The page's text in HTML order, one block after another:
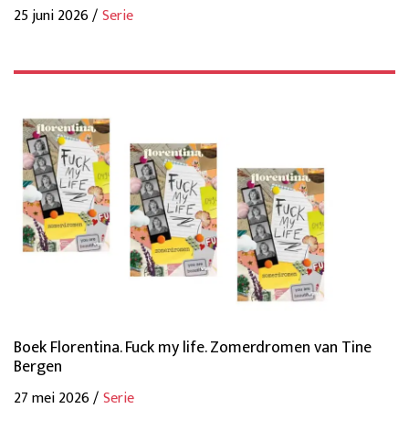
25 juni 2026 /Serie
Boek Florentina. Fuck my life. Zomerdromen van Tine
Bergen
27 mei 2026 /Serie